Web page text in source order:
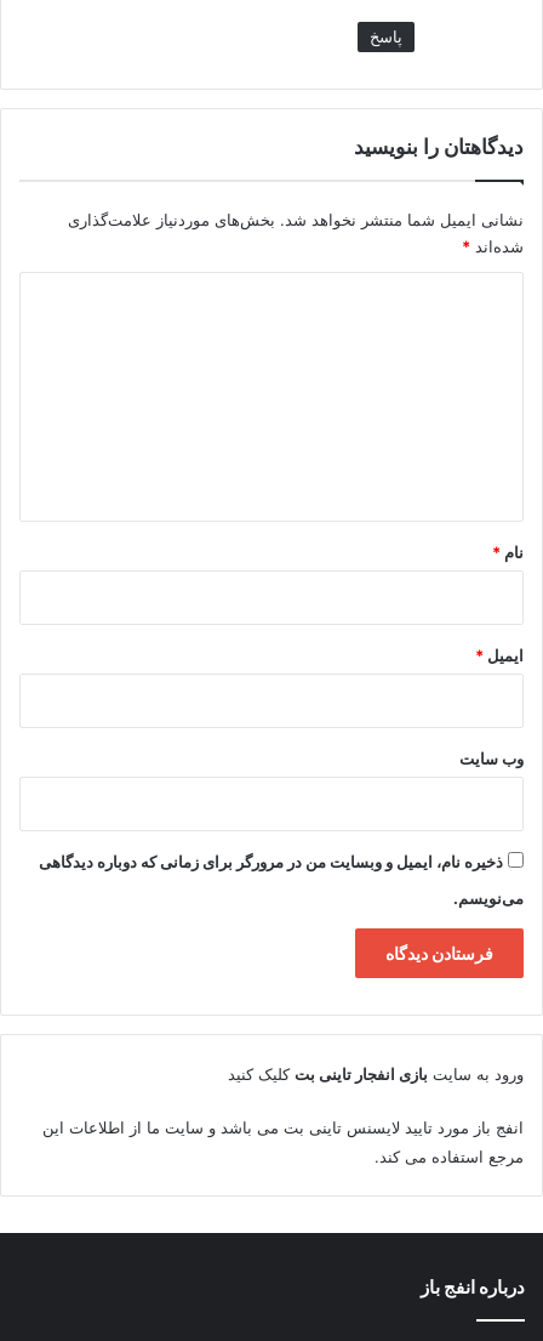
پاسخ
دیدگاهتان را بنویسید
نشانی ایمیل شما منتشر نخواهد شد. بخش‌های موردنیاز علامت‌گذاری
شده‌اند *
نام *
ایمیل *
وب‌ سایت
ذخیره نام، ایمیل و وبسایت من در مرورگر برای زمانی که دوباره دیدگاهی
می‌نویسم.
ورود به سایت بازی انفجار تاینی بتکلیک کنید
انفج باز مورد تایید لایسنس تاینی بت می باشد و سایت ما از اطلاعات این
مرجع استفاده می کند.
درباره انفج باز